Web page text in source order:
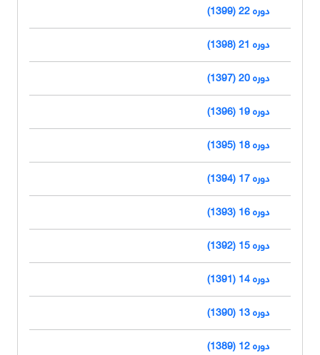
دوره 22 (1399)
دوره 21 (1398)
دوره 20 (1397)
دوره 19 (1396)
دوره 18 (1395)
دوره 17 (1394)
دوره 16 (1393)
دوره 15 (1392)
دوره 14 (1391)
دوره 13 (1390)
دوره 12 (1389)